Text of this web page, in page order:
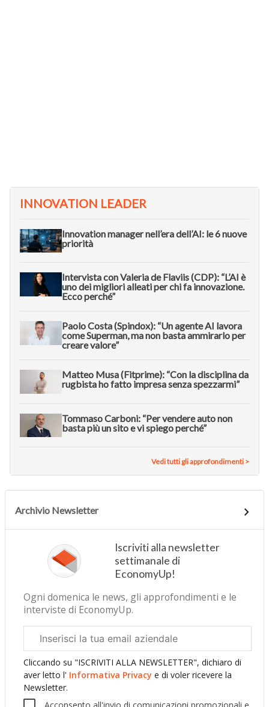
INNOVATION LEADER
Innovation manager nell’era dell’AI: le 6 nuove
priorità
Intervista con Valeria de Flaviis (CDP): “L’AI è
uno dei migliori alleati per chi fa innovazione.
Ecco perché”
Paolo Costa (Spindox): “Un agente AI lavora
come Superman, ma non basta ammirarlo per
creare valore”
Matteo Musa (Fitprime): “Con la disciplina da
rugbista ho fatto impresa senza spezzarmi”
Tommaso Carboni: “Per vendere auto non
basta più un sito e vi spiego perché”
Vedi tutti gli approfondimenti >
Archivio Newsletter
Iscriviti alla newsletter
settimanale di
EconomyUp!
Ogni domenica le news, gli approfondimenti e le
interviste di EconomyUp.
aziendale
Cliccando su "ISCRIVITI ALLA NEWSLETTER", dichiaro di
aver letto l' Informativa Privacy e di voler ricevere la
Newsletter.